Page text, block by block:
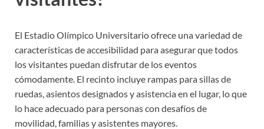
El Estadio Olímpico Universitario ofrece una variedad de
características de accesibilidad para asegurar que todos
los visitantes puedan disfrutar de los eventos
cómodamente. El recinto incluye rampas para sillas de
ruedas, asientos designados y asistencia en el lugar, lo que
lo hace adecuado para personas con desafíos de
movilidad, familias y asistentes mayores.